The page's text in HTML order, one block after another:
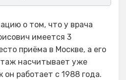
о том, что у врача
имеется 3
приёма в Москве, а его
насчитывает уже
он работает с 1988 года.